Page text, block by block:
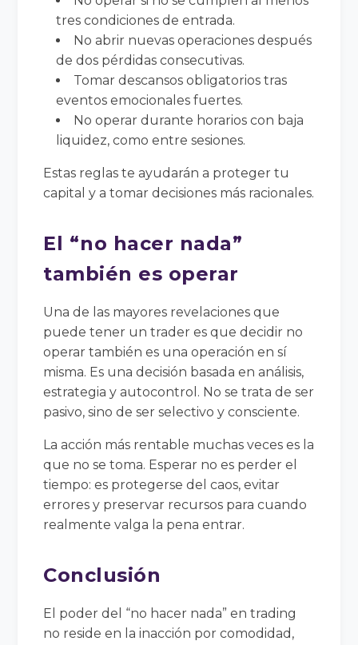
tres condiciones de entrada.
No abrir nuevas operaciones después
de dos pérdidas consecutivas.
Tomar descansos obligatorios tras
eventos emocionales fuertes.
No operar durante horarios con baja
liquidez, como entre sesiones.
Estas reglas te ayudarán a proteger tu
capital y a tomar decisiones más racionales.
El “no hacer nada”
también es operar
Una de las mayores revelaciones que
puede tener un trader es que decidir no
operar también es una operación en sí
misma. Es una decisión basada en análisis,
estrategia y autocontrol. No se trata de ser
pasivo, sino de ser selectivo y consciente.
La acción más rentable muchas veces es la
que no se toma. Esperar no es perder el
tiempo: es protegerse del caos, evitar
errores y preservar recursos para cuando
realmente valga la pena entrar.
Conclusión
El poder del “no hacer nada” en trading
no reside en la inacción por comodidad,